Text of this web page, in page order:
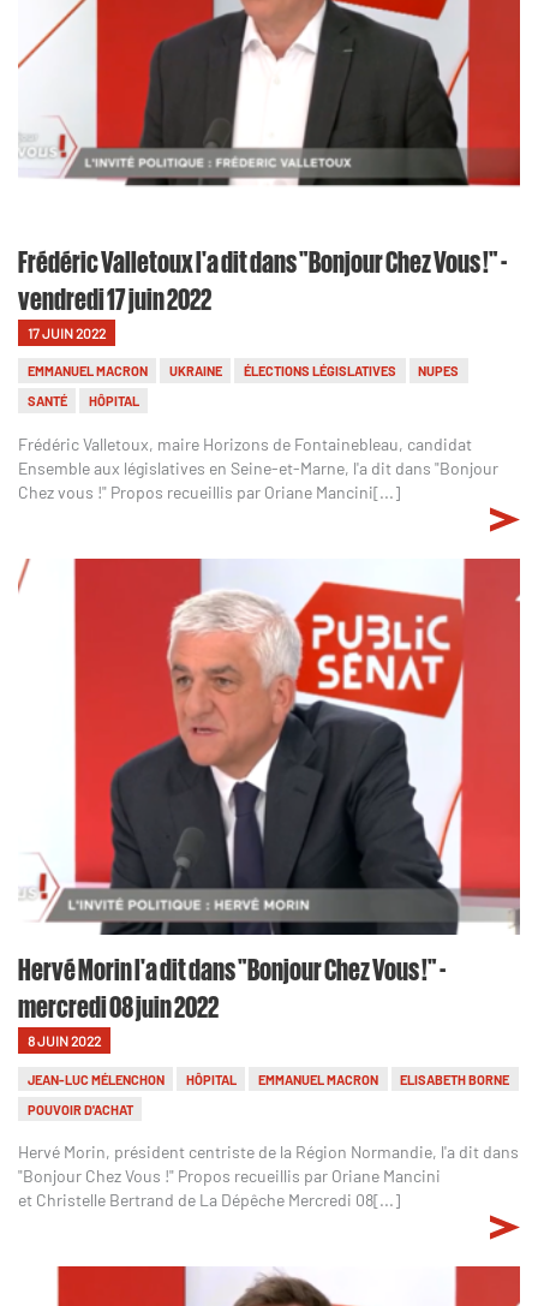
Frédéric Valletoux l'a dit dans "Bonjour Chez Vous !" -
vendredi 17 juin 2022
17 JUIN 2022
EMMANUEL MACRON UKRAINE ÉLECTIONS LÉGISLATIVES
NUPES
SANTÉ
HÔPITAL
Frédéric Valletoux, maire Horizons de Fontainebleau, candidat
Ensemble aux législatives en Seine-et-Marne, l'a dit dans "Bonjour
Chez vous !" Propos recueillis par Oriane Mancini[...]
Hervé Morin l'a dit dans "Bonjour Chez Vous !" -
mercredi 08 juin 2022
8 JUIN 2022
JEAN-LUC MÉLENCHON HÔPITAL EMMANUEL MACRON
ELISABETH BORNE
POUVOIR D'ACHAT
Hervé Morin, président centriste de la Région Normandie, l'a dit dans
"Bonjour Chez Vous !" Propos recueillis par Oriane Mancini
et Christelle Bertrand de La Dépêche Mercredi 08[...]